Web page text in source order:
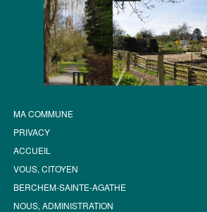
MA COMMUNE
PRIVACY
ACCUEIL
VOUS, CITOYEN
BERCHEM-SAINTE-AGATHE
NOUS, ADMINISTRATION